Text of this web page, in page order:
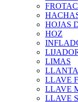
HOJAS
HOZ
LIMAS
LLAVE
LLAVE
LLAVE